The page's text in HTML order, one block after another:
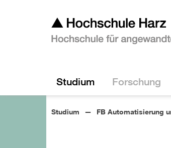
Studium Forschung
Studium FB Automatisierung